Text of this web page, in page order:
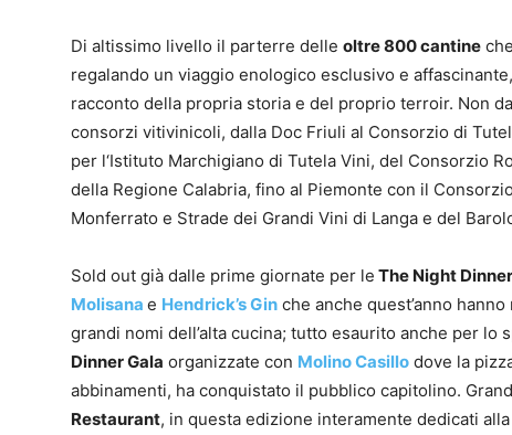
Di altissimo livello il parterre delle oltre 800 cantine
regalando un viaggio enologico esclusivo e
racconto della propria storia e del proprio terroir. Non
consorzi vitivinicoli, dalla Doc Friuli al Consorzio di
per l‘Istituto Marchigiano di Tutela Vini, del Consorzio
della Regione Calabria, fino al Piemonte con il
Monferrato e Strade dei Grandi Vini di Langa e del
Sold out già dalle prime giornate per le The Night Dinner
Molisana e Hendrick’s Gin che anche quest’anno
grandi nomi dell’alta cucina; tutto esaurito anche per lo
Dinner Gala organizzate con Molino Casillo dove la
abbinamenti, ha conquistato il pubblico capitolino.
Restaurant, in questa edizione interamente dedicati